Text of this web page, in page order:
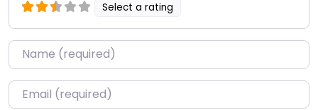
Select a rating
Name*
Email*